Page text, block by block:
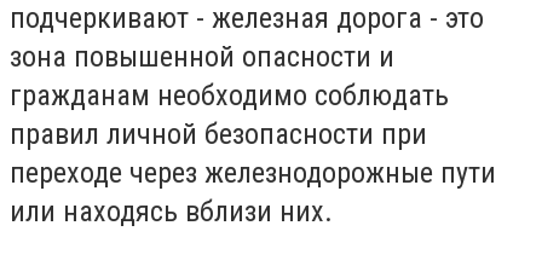
подчеркивают - железная дорога - это
зона повышенной опасности и
гражданам необходимо соблюдать
правил личной безопасности при
переходе через железнодорожные пути
или находясь вблизи них.